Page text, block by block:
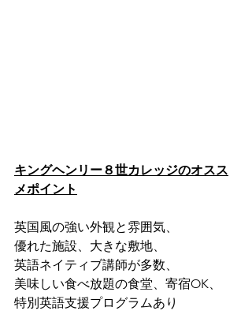
キングヘンリー８世カレッジのオスス
メポイント
英国風の強い外観と雰囲気、
優れた施設、大きな敷地、
英語ネイティブ講師が多数、
美味しい食べ放題の食堂、寄宿OK、
特別英語支援プログラムあり